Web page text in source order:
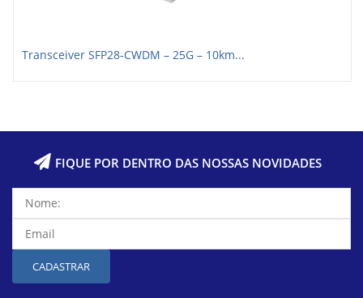
Transceiver SFP28-CWDM – 25G – 10km...
FIQUE POR DENTRO DAS NOSSAS NOVIDADES
CADASTRAR